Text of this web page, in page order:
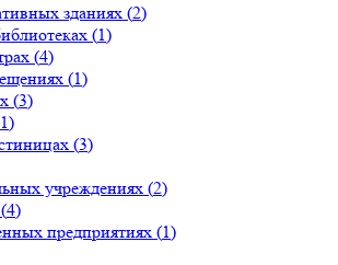
зданиях (2)
(1)
(4)
(1)
(3)
1)
(3)
учреждениях (2)
4)
предприятиях (1)